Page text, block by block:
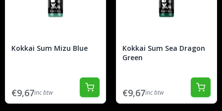
Kokkai Sum Mizu Blue
€9,67inc btw
Kokkai Sum Sea Dragon
Green
€9,67inc btw